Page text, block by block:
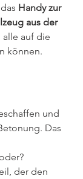
Handy zur
aus der
alle auf die
können.
und
Das
der den